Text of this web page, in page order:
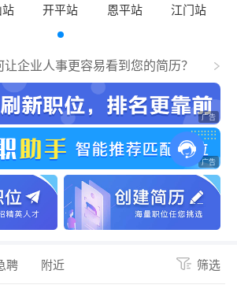
站 开平站 恩平站 江门站
好工作！
让企业人事更容易看到您的简历？
招聘企业上传营业执照公告
聘 附近 筛选